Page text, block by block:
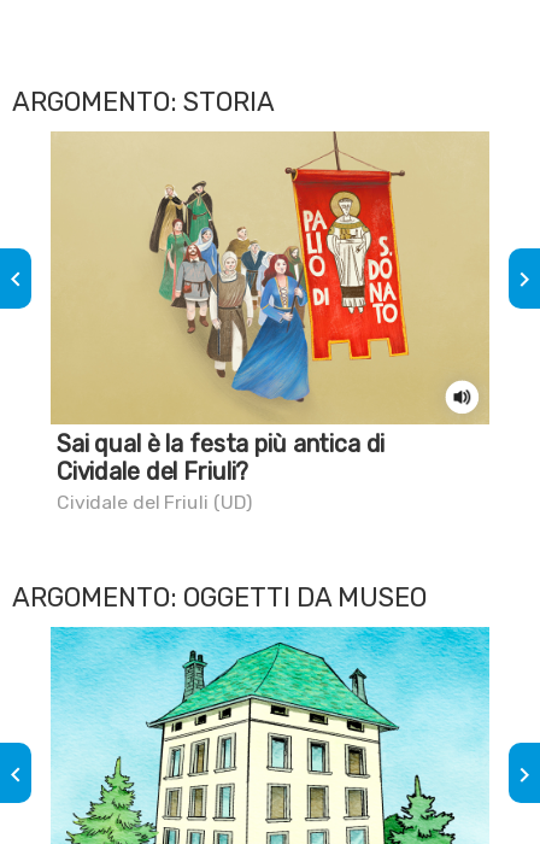
ARGOMENTO: STORIA
Sai qual è la festa più antica di
Cividale del Friuli?
Cividale del Friuli (UD)
keyboard_arrow_left keyboard_arrow_right
ARGOMENTO: OGGETTI DA MUSEO
keyboard_arrow_left keyboard_arrow_right